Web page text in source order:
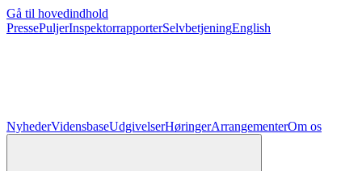
Gå til hovedindhold
PressePuljerInspektorrapporterSelvbetjeningEnglish
NyhederVidensbaseUdgivelserHøringerArrangementerOm os